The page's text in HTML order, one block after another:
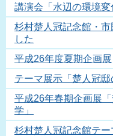
講演会「水辺の環境変
杉村楚人冠記念館・
した
平成26年度夏期企画展
テーマ展示「楚人冠邸
平成26年春期企画展
学」
杉村楚人冠記念館テー